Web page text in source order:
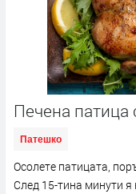
Печена патица
Патешко
Осолете патицата,
След 15-тина минути